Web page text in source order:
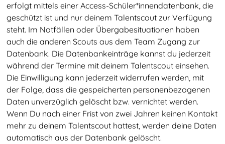
erfolgt mittels einer Access-Schüler*innendatenbank, die
geschützt ist und nur deinem Talentscout zur Verfügung
steht. Im Notfällen oder Übergabesituationen haben
auch die anderen Scouts aus dem Team Zugang zur
Datenbank. Die Datenbankeinträge kannst du jederzeit
während der Termine mit deinem Talentscout einsehen.
Die Einwilligung kann jederzeit widerrufen werden, mit
der Folge, dass die gespeicherten personenbezogenen
Daten unverzüglich gelöscht bzw. vernichtet werden.
Wenn Du nach einer Frist von zwei Jahren keinen Kontakt
mehr zu deinem Talentscout hattest, werden deine Daten
automatisch aus der Datenbank gelöscht.